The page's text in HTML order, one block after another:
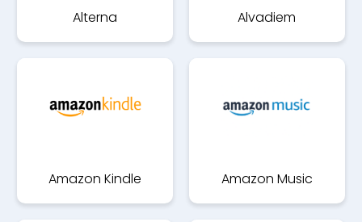
Alterna Alvadiem
Amazon Kindle Amazon Music